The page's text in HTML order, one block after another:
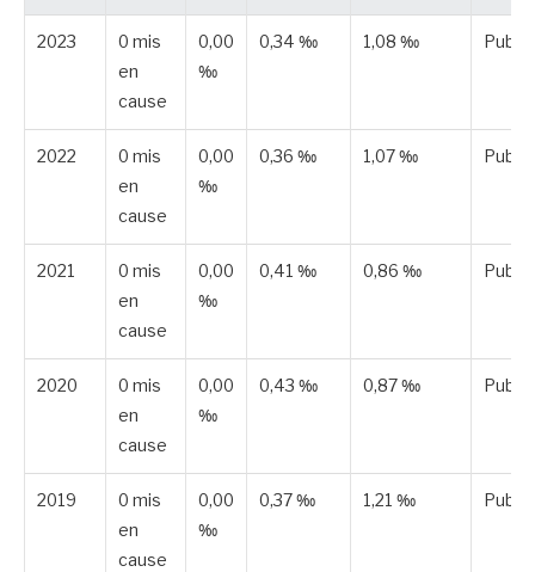
2023
0 mis
en
cause
0,00
‰
0,34 ‰ 1,08 ‰
2022
0 mis
en
cause
0,00
‰
0,36 ‰ 1,07 ‰
2021
0 mis
en
cause
0,00
‰
0,41 ‰ 0,86 ‰
2020
0 mis
en
cause
0,00
‰
0,43 ‰ 0,87 ‰
2019
0 mis
en
cause
0,00
‰
0,37 ‰ 1,21 ‰